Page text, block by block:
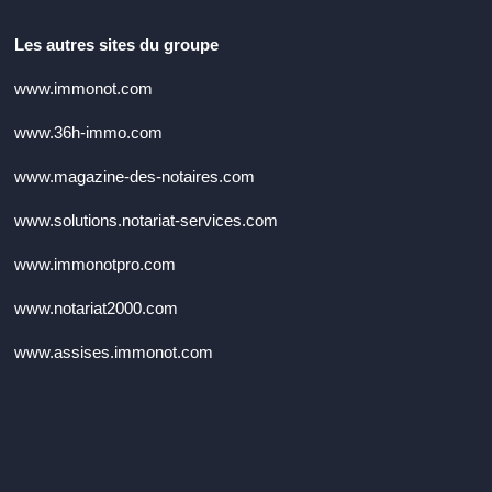
Les autres sites du groupe
www.immonot.com
www.36h-immo.com
www.magazine-des-notaires.com
www.solutions.notariat-services.com
www.immonotpro.com
www.notariat2000.com
www.assises.immonot.com